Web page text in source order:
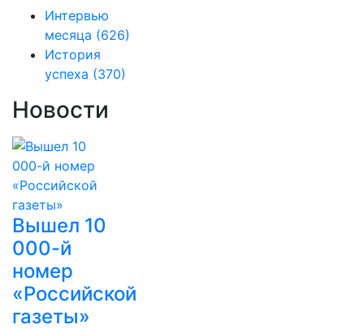
Интервью
месяца (626)
История
успеха (370)
Новости
Вышел 10
000-й
номер
«Российской
газеты»